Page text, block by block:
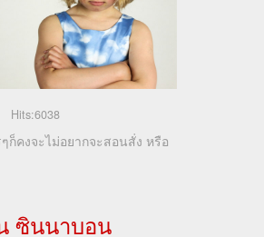
Hits:6038
ก็คงจะไม่อยากจะสอนสั่ง หรือ
ซินนาบอน